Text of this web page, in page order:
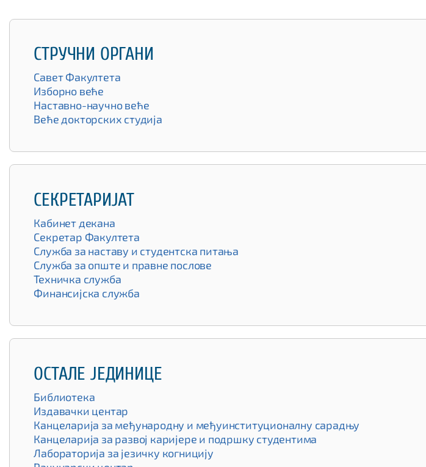
СТРУЧНИ ОРГАНИ
Савет Факултета
Изборно веће
Наставно-научно веће
Веће докторских студија
СЕКРЕТАРИЈАТ
Кабинет декана
Секретар Факултета
Служба за наставу и студентска питања
Служба за опште и правне послове
Техничка служба
Финансијска служба
OСТАЛЕ ЈЕДИНИЦЕ
Библиотека
Издавачки центар
Канцеларија за међународну и међуинституционалну сарадњу
Канцеларија за развој каријере и подршку студентима
Лабораторија за језичку когницију